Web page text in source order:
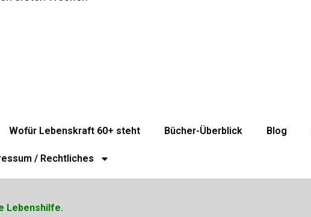
Wofür Lebenskraft 60+ steht Bücher-Überblick Blog
/ Rechtliches
Lebenshilfe.